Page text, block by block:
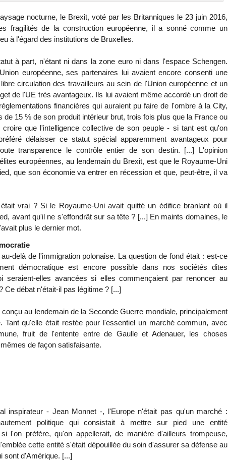
nocturne, le Brexit, voté par les Britanniques le 23 juin 2016,
fragilités de la construction européenne, il a sonné comme un
à l'égard des institutions de Bruxelles.
à part, n'étant ni dans la zone euro ni dans l'espace Schengen.
européenne, ses partenaires lui avaient encore consenti une
circulation des travailleurs au sein de l'Union européenne et un
de l'UE très avantageux. Ils lui avaient même accordé un droit de
financières qui auraient pu faire de l'ombre à la City,
de 15 % de son produit intérieur brut, trois fois plus que la France ou
croire que l'intelligence collective de son peuple - si tant est qu'on
délaisser ce statut spécial apparemment avantageux pour
transparence le contrôle entier de son destin. [...] L'opinion
européennes, au lendemain du Brexit, est que le Royaume-Uni
que son économie va entrer en récession et que, peut-être, il va
vrai ? Si le Royaume-Uni avait quitté un édifice branlant où il
avant qu'il ne s'effondrât sur sa tête ? [...] En maints domaines, le
plus le dernier mot.
delà de l'immigration polonaise. La question de fond était : est-ce
démocratique est encore possible dans nos sociétés dites
seraient-elles avancées si elles commençaient par renoncer au
Ce débat n'était-il pas légitime ? [...]
au lendemain de la Seconde Guerre mondiale, principalement
Tant qu'elle était restée pour l'essentiel un marché commun, avec
fruit de l'entente entre de Gaulle et Adenauer, les choses
de façon satisfaisante.
inspirateur - Jean Monnet -, l'Europe n'était pas qu'un marché :
politique qui consistait à mettre sur pied une entité
l'on préfère, qu'on appellerait, de manière d'ailleurs trompeuse,
cette entité s'était dépouillée du soin d'assurer sa défense au
sont d'Amérique. [...]